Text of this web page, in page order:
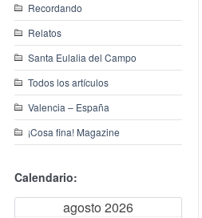
Recordando
Relatos
Santa Eulalia del Campo
Todos los artículos
Valencia – España
¡Cosa fina! Magazine
Calendario:
agosto 2026